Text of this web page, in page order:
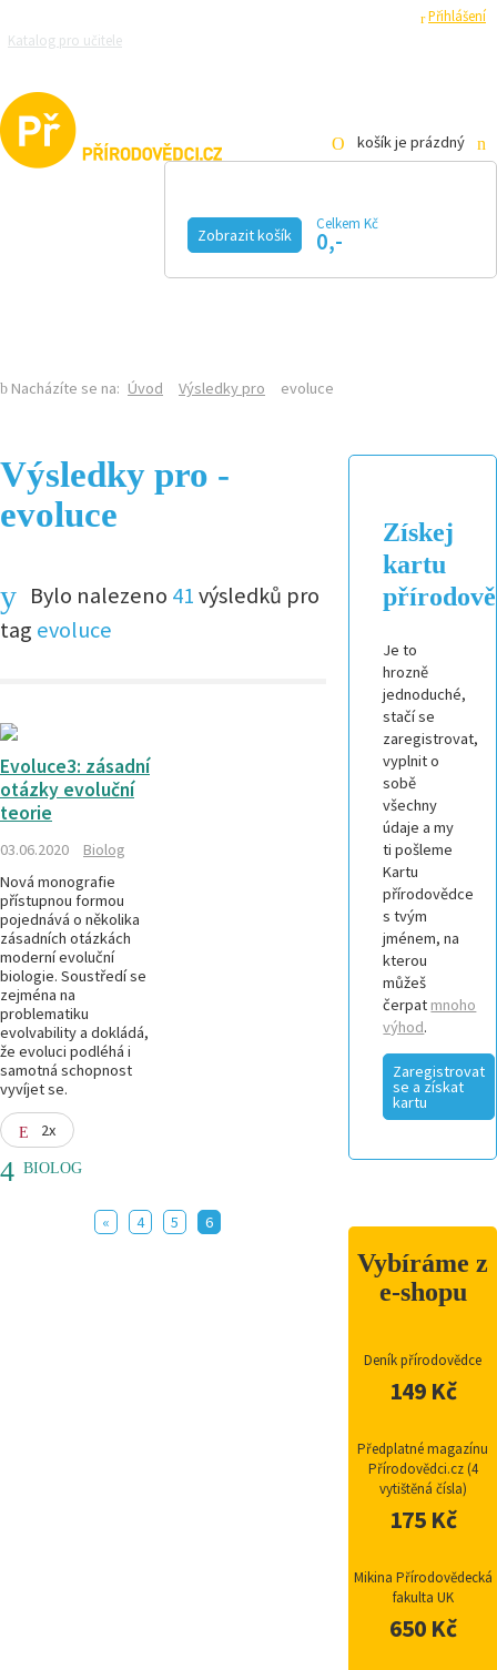
Přihlášení
Katalog pro učitele
košík je prázdný
Zobrazit košík
Celkem Kč
0,-
Nacházíte se na: Úvod Výsledky pro evoluce
Výsledky pro -
evoluce
Bylo nalezeno 41výsledků pro
tag evoluce
Evoluce3: zásadní
otázky evoluční
teorie
03.06.2020
Biolog
Nová monografie
přístupnou formou
pojednává o několika
zásadních otázkách
moderní evoluční
biologie. Soustředí se
zejména na
problematiku
evolvability a dokládá,
že evoluci podléhá i
samotná schopnost
vyvíjet se.
2x
BIOLOG
« 4 5 6
Získej
kartu
Je to
hrozně
jednoduché,
stačí se
zaregistrovat,
vyplnit o
sobě
všechny
údaje a my
ti pošleme
Kartu
přírodovědce
s tvým
jménem, na
kterou
můžeš
čerpat mnoho
výhod.
Zaregistrovat
se a získat
kartu
Vybíráme z
e-shopu
Deník přírodovědce
149 Kč
Předplatné magazínu
Přírodovědci.cz (4
vytištěná čísla)
175 Kč
Mikina Přírodovědecká
fakulta UK
650 Kč